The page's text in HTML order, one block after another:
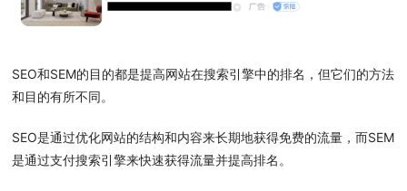
SEO和SEM的目的都是提高网站在搜索引擎中的排名，但它们的方法
和目的有所不同。
SEO是通过优化网站的结构和内容来长期地获得免费的流量，而SEM
是通过支付搜索引擎来快速获得流量并提高排名。